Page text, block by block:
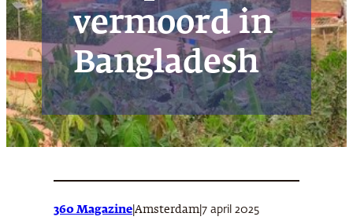
vermoord in
Bangladesh
360 Magazine Amsterdam 7 april 2025